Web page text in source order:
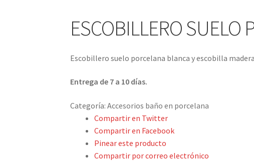
ESCOBILLERO SUELO
Escobillero suelo porcelana blanca y escobilla
Entrega de 7 a 10 días.
Categoría:Accesorios baño en porcelana
Compartir en Twitter
Compartir en Facebook
Pinear este producto
Compartir por correo electrónico